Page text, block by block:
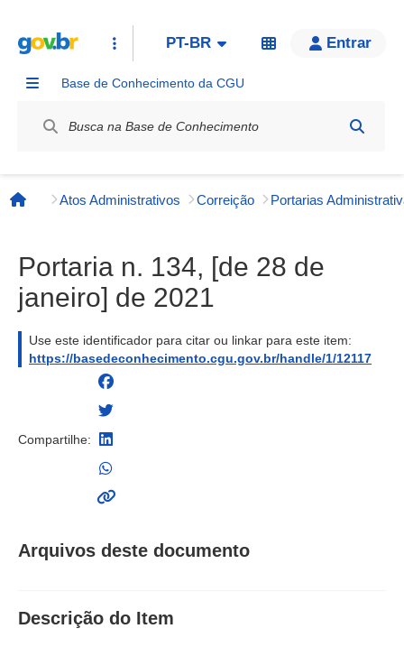
PT-BR Entrar
Base de Conhecimento da CGU
Página inicial
Atos Administrativos Correição
Portaria n. 134, [de 28 de
janeiro] de 2021
Use este identificador para citar ou linkar para este item:
https://basedeconhecimento.cgu.gov.br/handle/1/12117
Compartilhe:
Arquivos deste documento
Descrição do Item